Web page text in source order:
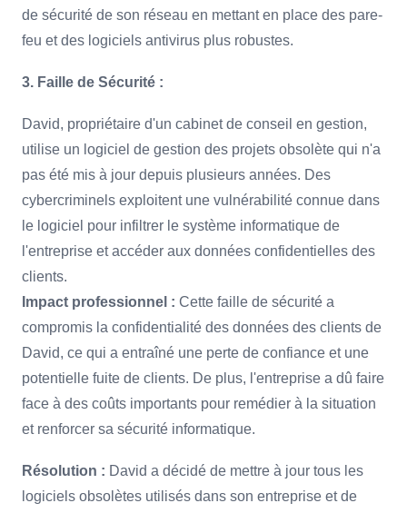
de sécurité de son réseau en mettant en place des pare-
feu et des logiciels antivirus plus robustes.
3. Faille de Sécurité :
David, propriétaire d'un cabinet de conseil en gestion,
utilise un logiciel de gestion des projets obsolète qui n'a
pas été mis à jour depuis plusieurs années. Des
cybercriminels exploitent une vulnérabilité connue dans
le logiciel pour infiltrer le système informatique de
l'entreprise et accéder aux données confidentielles des
clients.
Impact professionnel : Cette faille de sécurité a
compromis la confidentialité des données des clients de
David, ce qui a entraîné une perte de confiance et une
potentielle fuite de clients. De plus, l'entreprise a dû faire
face à des coûts importants pour remédier à la situation
et renforcer sa sécurité informatique.
Résolution : David a décidé de mettre à jour tous les
logiciels obsolètes utilisés dans son entreprise et de